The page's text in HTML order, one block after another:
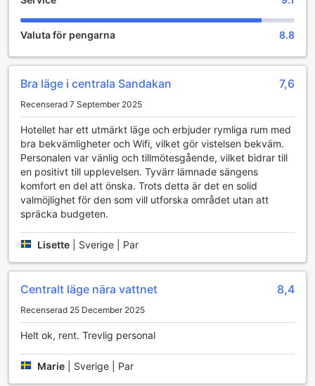
de mest uppskattade tjänsterna är det kostnadsfria Wi-Fi
som finns tillgängligt i alla rum, vilket gör att du kan hålla
kontakten med nära och kära eller arbeta ostört under din
utrymmena, vilket ger dig möjlighet att surfa på nätet eller
planera dina aktiviteter i Sandakan medan du njuter av
hotellets atmosfär.
För att ytterligare underlätta din vistelse erbjuder hotellet
också bagageförvaring, vilket är perfekt för gäster som
anländer innan incheckning eller som vill utforska staden
efter att ha checkat ut. Med daglig städning kan du vara
säker på att ditt rum alltid är fräscht och välkomnande,
vilket bidrar till en avkopplande miljö. På The Elopura Hotel
är varje detalj genomtänkt för att säkerställa att du får en
Rumfaciliteter på The Elopura Hotel
bekväm och avkopplande vistelse med moderna rum som
är utrustade med alla nödvändiga faciliteter. Varje rum är
försett med luftkonditionering för att säkerställa en
behaglig temperatur oavsett väder utanför. Du kan njuta av
din favoritfilm med inhouse-filmer eller koppla av med
satellit- och kabel-TV. För din bekvämlighet finns det även
Valuta för pengarna 8.8
Bra läge i centrala Sandakan 7,6
Recenserad 7 September 2025
Hotellet har ett utmärkt läge och erbjuder rymliga rum med
bra bekvämligheter och Wifi, vilket gör vistelsen bekväm.
Personalen var vänlig och tillmötesgående, vilket bidrar till
en positivt till upplevelsen. Tyvärr lämnade sängens
komfort en del att önska. Trots detta är det en solid
valmöjlighet för den som vill utforska området utan att
spräcka budgeten.
Lisette Sverige | Par
Centralt läge nära vattnet 8,4
Recenserad 25 December 2025
Helt ok, rent. Trevlig personal
Marie Sverige | Par